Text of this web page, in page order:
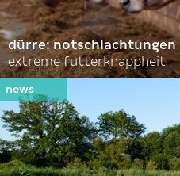
dürre: notschlachtungen
extreme futterknappheit